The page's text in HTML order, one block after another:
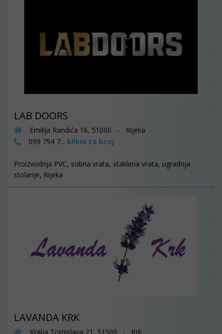
LAB DOORS
Emilija Randića 16, 51000 - Rijeka
099 794 7... klikni za broj
Proizvodnja PVC, sobna vrata, staklena vrata, ugradnja
stolarije, Rijeka
LAVANDA KRK
Kralja Tomislava 21, 51500 - Krk